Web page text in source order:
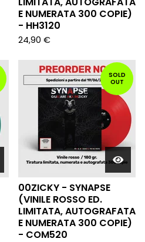
E NUMERATA 300 COPIE)
- HH3120
24,90 €
SOLD
OUT
00ZICKY - SYNAPSE
(VINILE ROSSO ED.
LIMITATA, AUTOGRAFATA
E NUMERATA 300 COPIE)
- COM520